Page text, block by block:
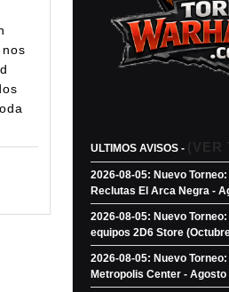
ULTIMOS AVISOS - (VER
2026-08-05: Nuevo
Reclutas El Arca Negra -
2026-08-05: Nuevo
equipos 2D6 Store
2026-08-05: Nuevo
Metropolis Center - Agosto